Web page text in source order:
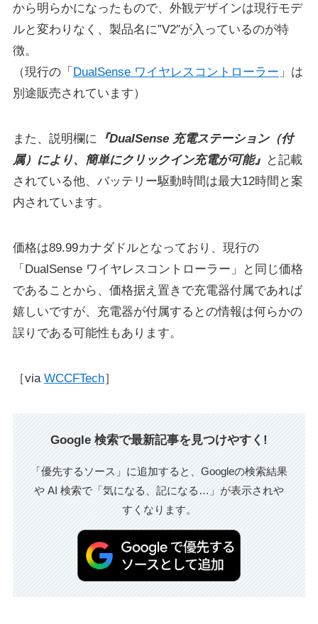
から明らかになったもので、外観デザインは現行モデ
ルと変わりなく、製品名に”V2″が入っているのが特
徴。
（現行の「 DualSense ワイヤレスコントローラー 」は
別途販売されています）
また、説明欄に
『DualSense 充電ステーション（付
属）により、簡単にクリックイン充電が可能』 と記載
されている他、バッテリー駆動時間は最大12時間と案
内されています。
価格は89.99カナダドルとなっており、現行の
「DualSense ワイヤレスコントローラー」と同じ価格
であることから、価格据え置きで充電器付属であれば
嬉しいですが、充電器が付属するとの情報は何らかの
誤りである可能性もあります。
［via WCCFTech］
Google 検索で最新記事を見つけやすく!
「優先するソース」に追加すると、Googleの検索結果
や AI 検索で「気になる、記になる…」が表示されや
すくなります。